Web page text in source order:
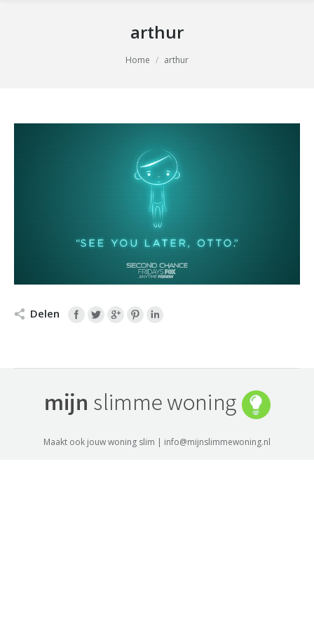
arthur
Home arthur
Delen
Maakt ook jouw woning slim | info@mijnslimmewoning.nl